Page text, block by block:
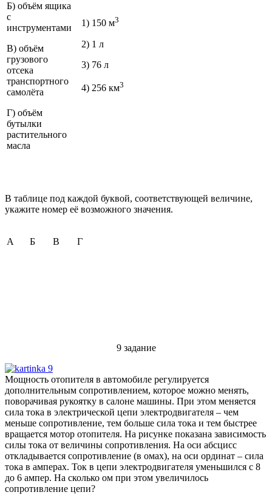
Б) объём ящика
с
инструментами
В) объём
грузового
отсека
транспортного
самолёта
Г) объём
бутылки
растительного
масла
1) 150 м3
2) 1 л
3) 76 л
4) 256 км3
В таблице под каждой буквой, соответствующей величине,
укажите номер её возможного значения.
A Б В Г
9 задание
Мощность отопителя в автомобиле регулируется
дополнительным сопротивлением, которое можно менять,
поворачивая рукоятку в салоне машины. При этом меняется
сила тока в электрической цепи электродвигателя – чем
меньше сопротивление, тем больше сила тока и тем быстрее
вращается мотор отопителя. На рисунке показана зависимость
силы тока от величины сопротивления. На оси абсцисс
откладывается сопротивление (в омах), на оси ординат – сила
тока в амперах. Ток в цепи электродвигателя уменьшился с 8
до 6 ампер. На сколько ом при этом увеличилось
сопротивление цепи?